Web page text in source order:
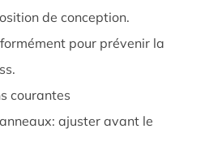
de conception.
pour prévenir la
courantes
ajuster avant le